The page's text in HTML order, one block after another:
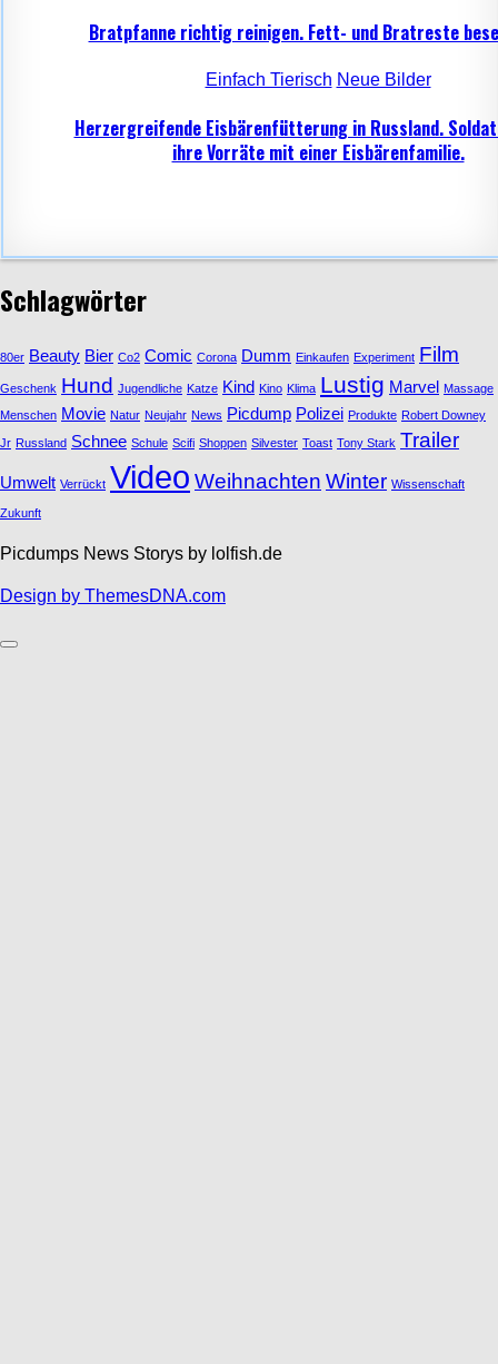
Bratpfanne richtig reinigen. Fett- und Bratreste
Einfach Tierisch Neue Bilder
Herzergreifende Eisbärenfütterung in Russland.
ihre Vorräte mit einer Eisbärenfamilie.
Schlagwörter
80er Beauty Bier Co2 Comic Corona Dumm Einkaufen Experiment Film
Geschenk Hund Jugendliche Katze Kind Kino Klima Lustig Marvel Massage
Menschen Movie Natur Neujahr News Picdump Polizei Produkte Robert Downey
Jr Russland Schnee Schule Scifi Shoppen Silvester Toast Tony Stark Trailer
Umwelt Verrückt Video Weihnachten Winter Wissenschaft
Zukunft
Picdumps News Storys by lolfish.de
Design by ThemesDNA.com